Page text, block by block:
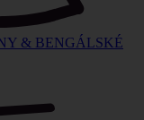
& BENGÁLSKÉ